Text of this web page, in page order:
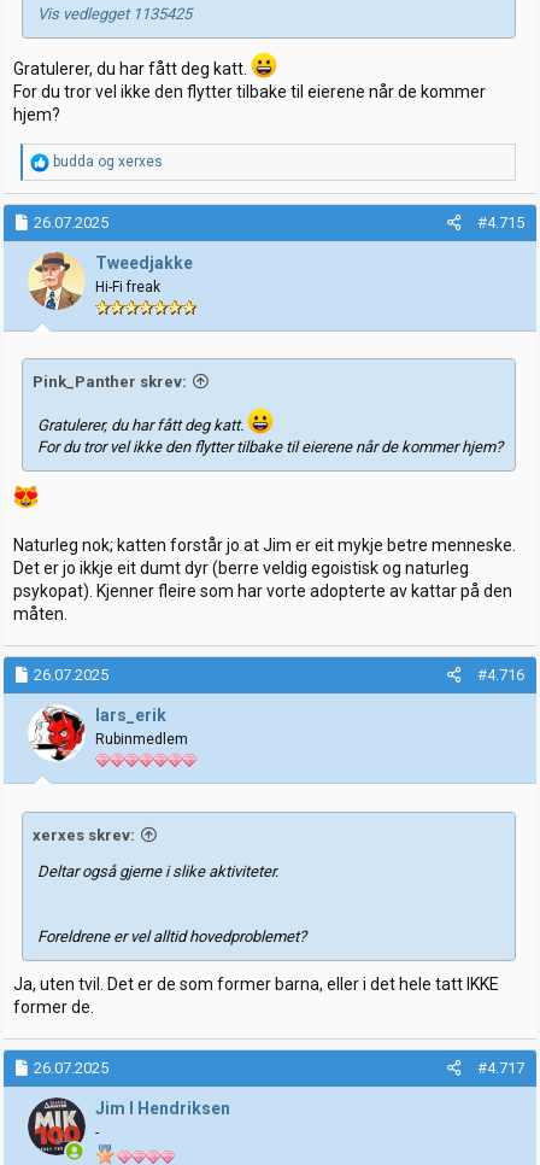
Vis vedlegget 1135425
Gratulerer, du har fått deg katt.
For du tror vel ikke den flytter tilbake til eierene når de kommer
hjem?
R
e
a
k
s
j
o
n
e
r
budda og xerxes
26.07.2025 #4.715
Tweedjakke
Hi-Fi freak
Pink_Panther skrev:
Gratulerer, du har fått deg katt.
For du tror vel ikke den flytter tilbake til eierene når de kommer hjem?
Naturleg nok; katten forstår jo at Jim er eit mykje betre menneske.
Det er jo ikkje eit dumt dyr (berre veldig egoistisk og naturleg
psykopat). Kjenner fleire som har vorte adopterte av kattar på den
måten.
26.07.2025 #4.716
lars_erik
Rubinmedlem
xerxes skrev:
Deltar også gjerne i slike aktiviteter.
Foreldrene er vel alltid hovedproblemet?
Ja, uten tvil. Det er de som former barna, eller i det hele tatt IKKE
former de.
26.07.2025 #4.717
Jim I Hendriksen
-